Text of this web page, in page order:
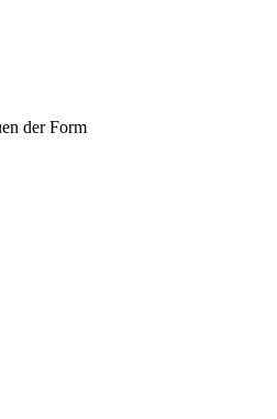
der Form